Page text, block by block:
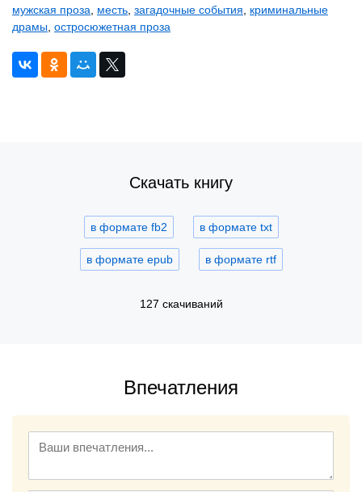
мужская проза
месть загадочные события
криминальные
драмы остросюжетная проза
Скачать книгу
в формате fb2 в формате txt
в формате epub в формате rtf
127 скачиваний
Впечатления